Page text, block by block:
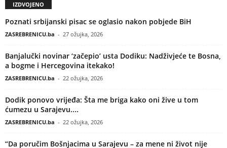
IZDVOJENO
Poznati srbijanski pisac se oglasio nakon pobjede BiH
ZASREBRENICU.ba - 27 ožujka, 2026
Banjalučki novinar ‘začepio’ usta Dodiku: Nadživjeće te Bosna,
a bogme i Hercegovina itekako!
ZASREBRENICU.ba - 22 ožujka, 2026
Dodik ponovo vrijeđa: Šta me briga kako oni žive u tom
ćumezu u Sarajevu....
ZASREBRENICU.ba - 22 ožujka, 2026
“Da poručim Bošnjacima u Sarajevu – za mene ni život nije